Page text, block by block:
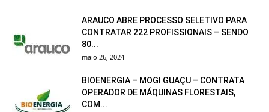
ARAUCO ABRE PROCESSO SELETIVO PARA
CONTRATAR 222 PROFISSIONAIS – SENDO
80...
maio 26, 2024
BIOENERGIA – MOGI GUAÇU – CONTRATA
OPERADOR DE MÁQUINAS FLORESTAIS,
COM...